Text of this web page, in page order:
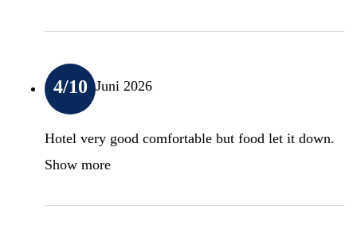
4/10 Juni 2026
Hotel very good comfortable but food let it down.
Show more